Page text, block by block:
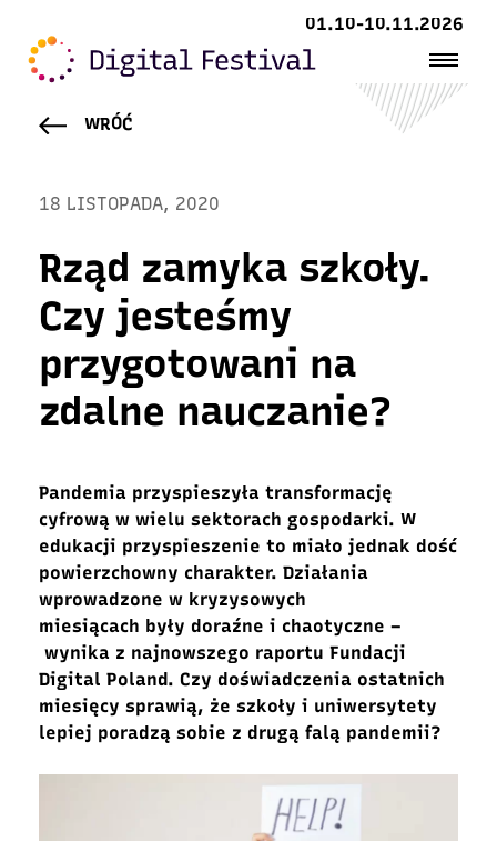
01.10-10.11.2026
WRÓĆ
18 LISTOPADA, 2020
Rząd zamyka szkoły.
Czy jesteśmy
przygotowani na
zdalne nauczanie?
Pandemia przyspieszyła transformację
cyfrową w wielu sektorach gospodarki. W
edukacji przyspieszenie to miało jednak dość
powierzchowny charakter. Działania
wprowadzone w kryzysowych
miesiącach były doraźne i chaotyczne –
wynika z najnowszego raportu Fundacji
Digital Poland. Czy doświadczenia ostatnich
miesięcy sprawią, że szkoły i uniwersytety
lepiej poradzą sobie z drugą falą pandemii?